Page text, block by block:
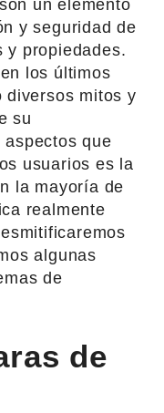
un elemento
y seguridad de
y propiedades.
los últimos
diversos mitos y
su
que
usuarios es la
la mayoría de
realmente
algunas
de
de